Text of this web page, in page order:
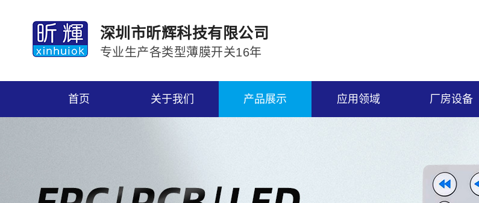
深圳市昕辉科技有限公司
专业生产各类型薄膜开关16年
首页 关于我们 产品展示 应用领域 厂房设备